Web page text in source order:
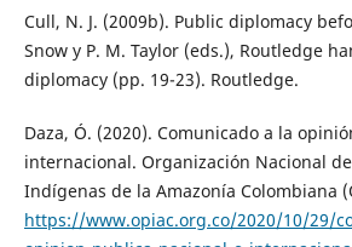
Cull, N. J. (2009b). Public diplomacy
Snow y P. M. Taylor (eds.), Routledge
diplomacy (pp. 19-23). Routledge.
Daza, Ó. (2020). Comunicado a la
internacional. Organización Nacional
Indígenas de la Amazonía Colombiana
https://www.opiac.org.co/2020/10/29/